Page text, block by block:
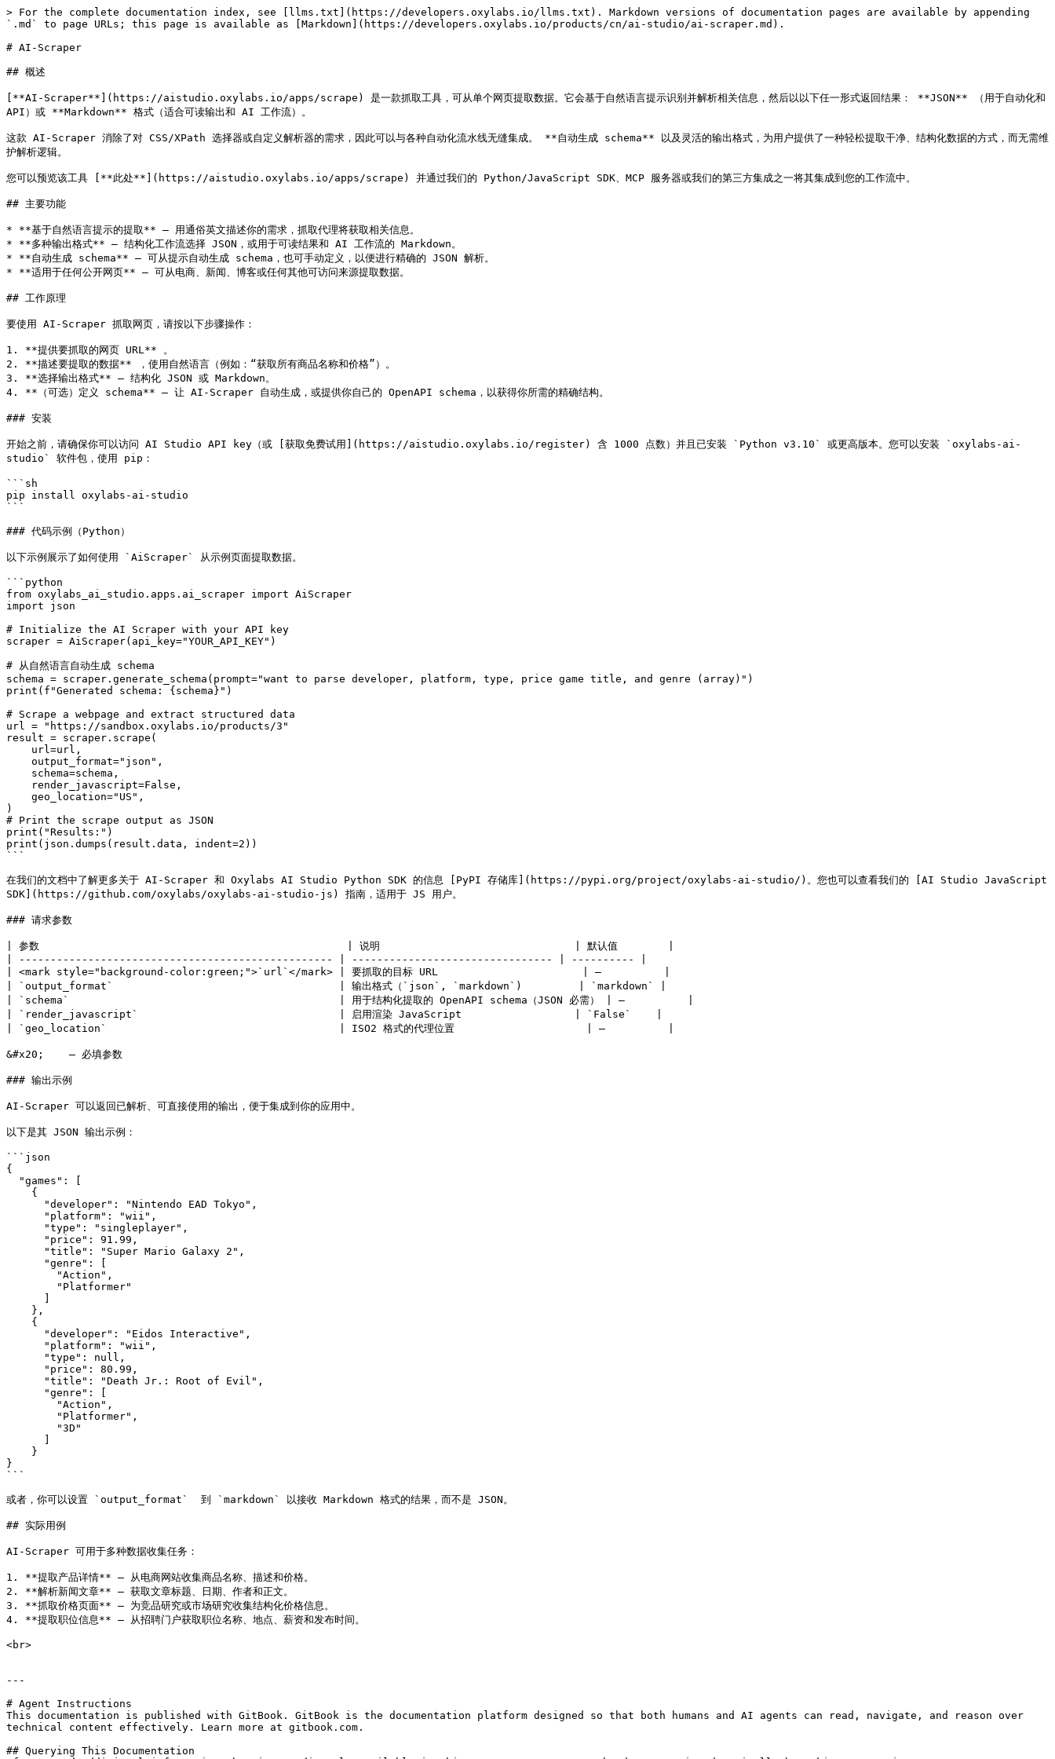
> For the complete documentation index, see [llms.txt](https://developers.oxylabs.io/llms.txt). Markdown versions of documentation pages are available by appending
`.md` to page URLs; this page is available as [Markdown](https://developers.oxylabs.io/products/cn/ai-studio/ai-scraper.md).
# AI-Scraper
## 概述
[**AI-Scraper**](https://aistudio.oxylabs.io/apps/scrape) 是一款抓取工具，可从单个网页提取数据。它会基于自然语言提示识别并解析相关信息，然后以以下任一形式返回结果： **JSON** （用于自动化和
API）或 **Markdown** 格式（适合可读输出和 AI 工作流）。
这款 AI-Scraper 消除了对 CSS/XPath 选择器或自定义解析器的需求，因此可以与各种自动化流水线无缝集成。 **自动生成 schema** 以及灵活的输出格式，为用户提供了一种轻松提取干净、结构化数据的方式，而无需维
护解析逻辑。
您可以预览该工具 [**此处**](https://aistudio.oxylabs.io/apps/scrape) 并通过我们的 Python/JavaScript SDK、MCP 服务器或我们的第三方集成之一将其集成到您的工作流中。
## 主要功能
* **基于自然语言提示的提取** – 用通俗英文描述你的需求，抓取代理将获取相关信息。
* **多种输出格式** – 结构化工作流选择 JSON，或用于可读结果和 AI 工作流的 Markdown。
* **自动生成 schema** – 可从提示自动生成 schema，也可手动定义，以便进行精确的 JSON 解析。
* **适用于任何公开网页** – 可从电商、新闻、博客或任何其他可访问来源提取数据。
## 工作原理
要使用 AI-Scraper 抓取网页，请按以下步骤操作：
1. **提供要抓取的网页 URL** 。
2. **描述要提取的数据** ，使用自然语言（例如：“获取所有商品名称和价格”）。
3. **选择输出格式** – 结构化 JSON 或 Markdown。
4. **（可选）定义 schema** – 让 AI-Scraper 自动生成，或提供你自己的 OpenAPI schema，以获得你所需的精确结构。
### 安装
开始之前，请确保你可以访问 AI Studio API key（或 [获取免费试用](https://aistudio.oxylabs.io/register) 含 1000 点数）并且已安装 `Python v3.10` 或更高版本。您可以安装 `oxylabs-ai-
studio` 软件包，使用 pip：
```sh
pip install oxylabs-ai-studio
```
### 代码示例（Python）
以下示例展示了如何使用 `AiScraper` 从示例页面提取数据。
```python
from oxylabs_ai_studio.apps.ai_scraper import AiScraper
import json
# Initialize the AI Scraper with your API key
scraper = AiScraper(api_key="YOUR_API_KEY")
# 从自然语言自动生成 schema
schema = scraper.generate_schema(prompt="want to parse developer, platform, type, price game title, and genre (array)")
print(f"Generated schema: {schema}")
# Scrape a webpage and extract structured data
url = "https://sandbox.oxylabs.io/products/3"
result = scraper.scrape(
)
# Print the scrape output as JSON
print("Results:")
print(json.dumps(result.data, indent=2))
```
在我们的文档中了解更多关于 AI-Scraper 和 Oxylabs AI Studio Python SDK 的信息 [PyPI 存储库](https://pypi.org/project/oxylabs-ai-studio/)。您也可以查看我们的 [AI Studio JavaScript
SDK](https://github.com/oxylabs/oxylabs-ai-studio-js) 指南，适用于 JS 用户。
### 请求参数
| 参数                                                 | 说明                               | 默认值        |
| -------------------------------------------------- | -------------------------------- | ---------- |
| <mark style="background-color:green;">`url`</mark> | 要抓取的目标 URL                       | –          |
| `output_format`                                    | 输出格式（`json`, `markdown`)         | `markdown` |
| `schema`                                           | 用于结构化提取的 OpenAPI schema（JSON 必需） | –          |
| `render_javascript`                                | 启用渲染 JavaScript                  | `False`    |
| `geo_location`                                     | ISO2 格式的代理位置                     | –          |
&#x20;    – 必填参数
### 输出示例
AI-Scraper 可以返回已解析、可直接使用的输出，便于集成到你的应用中。
以下是其 JSON 输出示例：
```json
{
}
```
或者，你可以设置 `output_format`  到 `markdown` 以接收 Markdown 格式的结果，而不是 JSON。
## 实际用例
AI-Scraper 可用于多种数据收集任务：
1. **提取产品详情** – 从电商网站收集商品名称、描述和价格。
2. **解析新闻文章** – 获取文章标题、日期、作者和正文。
3. **抓取价格页面** – 为竞品研究或市场研究收集结构化价格信息。
4. **提取职位信息** – 从招聘门户获取职位名称、地点、薪资和发布时间。
<br>
---
# Agent Instructions
This documentation is published with GitBook. GitBook is the documentation platform designed so that both humans and AI agents can read, navigate, and reason over
technical content effectively. Learn more at gitbook.com.
## Querying This Documentation